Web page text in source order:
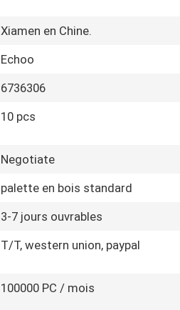
Xiamen en Chine.
Echoo
6736306
10 pcs
Negotiate
palette en bois standard
3-7 jours ouvrables
T/T, western union, paypal
100000 PC / mois